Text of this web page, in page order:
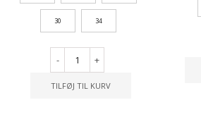
30 34
- +
TILFØJ TIL KURV